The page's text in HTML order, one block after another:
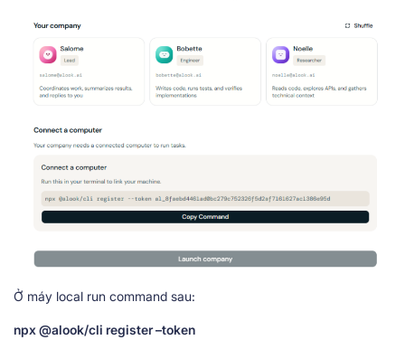
Ở máy local run command sau:
npx @alook/cli register –token